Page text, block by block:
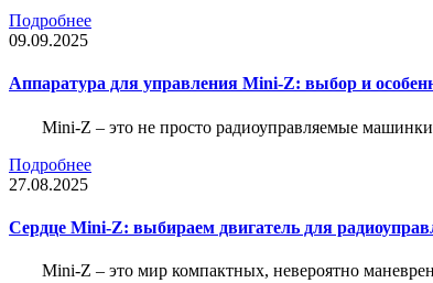
Подробнее
09.09.2025
Аппаратура для управления Mini-Z: выбор и
Mini-Z – это не просто радиоуправляемые
Подробнее
27.08.2025
Сердце Mini-Z: выбираем двигатель для
Mini-Z – это мир компактных, невероятно